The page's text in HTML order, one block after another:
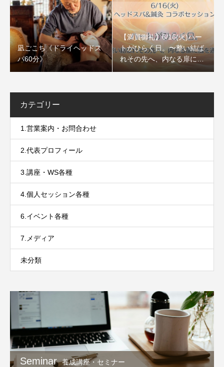
凪ごこち《ドライヘッドス
パ60分》
【満員御礼】6/16(火)ハー
トがひらく日。〜整い結ば
れその先へ、内なる扉に風
を通すセッション〜
カテゴリー
1.営業案内・お問合わせ
2.代表プロフィール
3.講座・WS各種
4.個人セッション各種
6.イベント各種
7.メディア
未分類
Seminar 養成講座・セミナー